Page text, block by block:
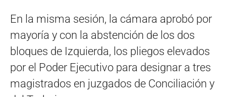
En la misma sesión, la cámara aprobó por
mayoría y con la abstención de los dos
bloques de Izquierda, los pliegos elevados
por el Poder Ejecutivo para designar a tres
magistrados en juzgados de Conciliación y